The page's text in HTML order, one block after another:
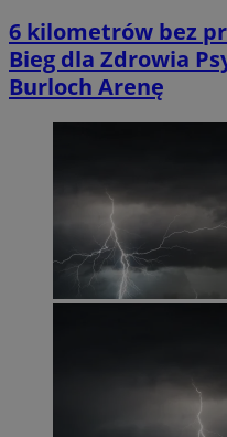
6 kilometrów bez
Bieg dla Zdrowia
Burloch Arenę